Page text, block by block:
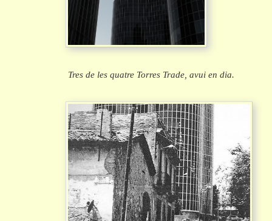
Tres de les quatre Torres Trade, avui en dia.